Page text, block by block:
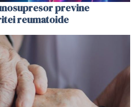
previne
reumatoide